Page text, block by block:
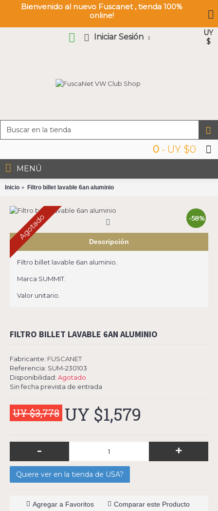
Bienvenido al nuevo Fuscanet , tienda 100%
online!
UY
$
Iniciar Sesión
0 - UY $0
MENÚ
Inicio Filtro billet lavable 6an aluminio
-58%
Agotado
Descripción
Filtro billet lavable 6an aluminio.
Marca SUMMIT.
Valor unitario.
FILTRO BILLET LAVABLE 6AN ALUMINIO
Fabricante: FUSCANET
Referencia: SUM-230103
Disponibilidad: Agotado
Sin fecha prevista de entrada
UY $3,778 UY $1,579
- +
Quiere ver en la tienda de USA?
Agregar a Favoritos Comparar este Producto